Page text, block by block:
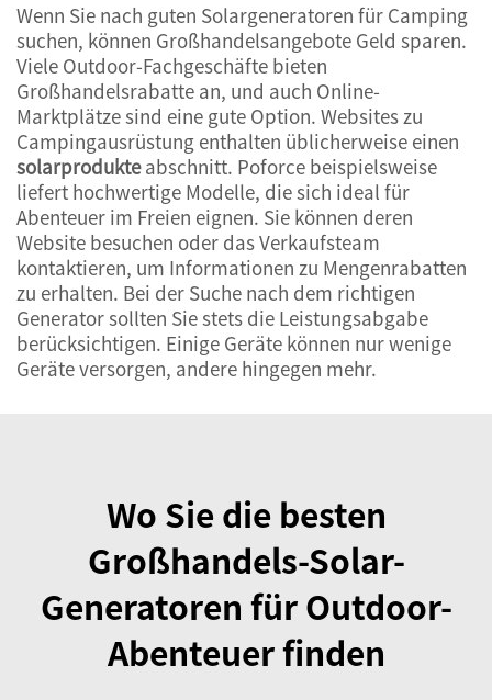
Wenn Sie nach guten Solargeneratoren für Camping
suchen, können Großhandelsangebote Geld sparen.
Viele Outdoor-Fachgeschäfte bieten
Großhandelsrabatte an, und auch Online-
Marktplätze sind eine gute Option. Websites zu
Campingausrüstung enthalten üblicherweise einen
solarprodukteabschnitt. Poforce beispielsweise
liefert hochwertige Modelle, die sich ideal für
Abenteuer im Freien eignen. Sie können deren
Website besuchen oder das Verkaufsteam
kontaktieren, um Informationen zu Mengenrabatten
zu erhalten. Bei der Suche nach dem richtigen
Generator sollten Sie stets die Leistungsabgabe
berücksichtigen. Einige Geräte können nur wenige
Geräte versorgen, andere hingegen mehr.
Wo Sie die besten
Großhandels-Solar-
Generatoren für Outdoor-
Abenteuer finden